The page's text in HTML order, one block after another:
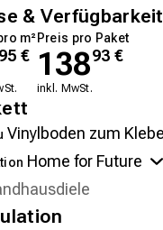
& Verfügbarkeit
m²
95 €
Preis pro Paket
13893 €
inkl. MwSt.